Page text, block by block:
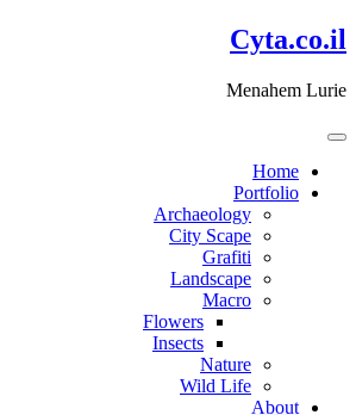
דלג
לתוכן
Cyta.co.il
Menahem Lurie
Home
Portfolio
Archaeology
City Scape
Grafiti
Landscape
Macro
Flowers
Insects
Nature
Wild Life
About